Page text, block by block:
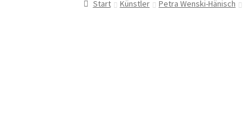
Start Künstler Petra Wenski-Hänisch